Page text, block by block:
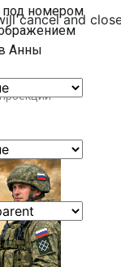
cancel and
под номером
Анны